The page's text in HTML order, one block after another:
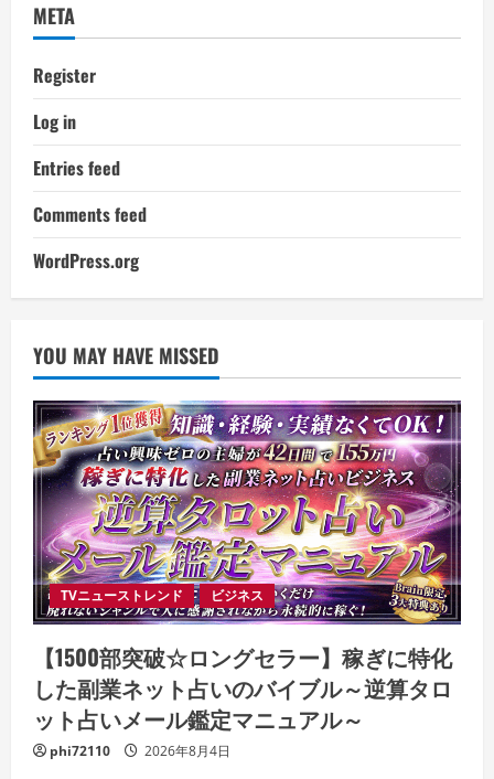
META
Register
Log in
Entries feed
Comments feed
WordPress.org
YOU MAY HAVE MISSED
TVニューストレンド ビジネス
【1500部突破☆ロングセラー】稼ぎに特化
した副業ネット占いのバイブル～逆算タロ
ット占いメール鑑定マニュアル～
phi72110 2026年8月4日